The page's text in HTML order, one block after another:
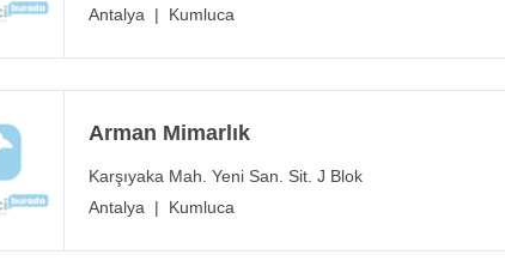
Antalya | Kumluca
Arman Mimarlık
Karşıyaka Mah. Yeni San. Sit. J Blok
Antalya | Kumluca